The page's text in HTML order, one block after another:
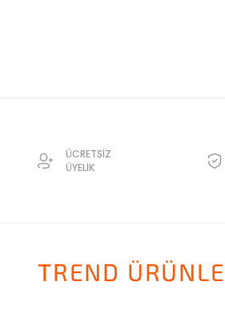
ÜCRETSİZ
ÜYELİK
TREND